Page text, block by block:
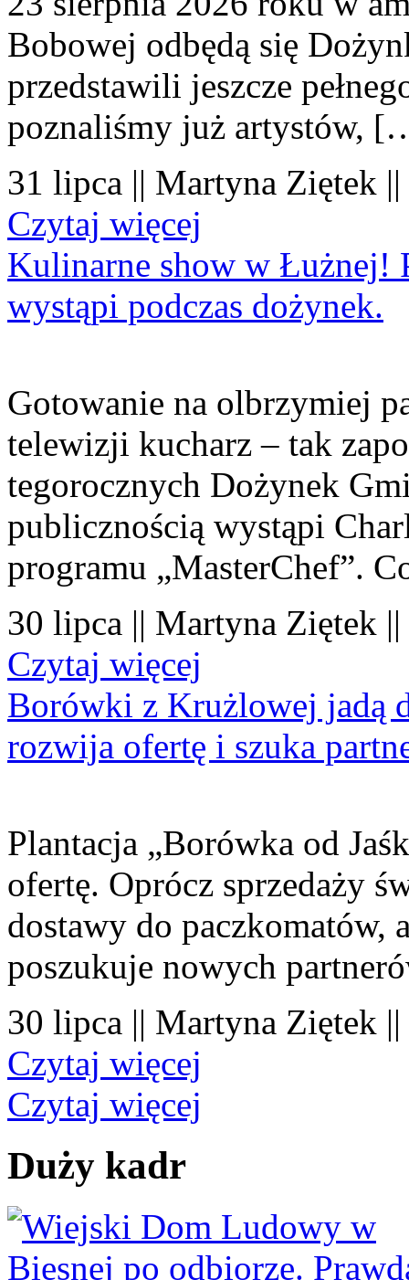
Bobowej odbędą się
przedstawili jeszcze
poznaliśmy już artystów,
31 lipca || Martyna Ziętek
Czytaj więcej
Kulinarne show w Łużnej!
wystąpi podczas dożynek.
Gotowanie na olbrzymiej
telewizji kucharz – tak
tegorocznych Dożynek
publicznością wystąpi
programu „MasterChef”.
30 lipca || Martyna Ziętek
Czytaj więcej
Borówki z Krużlowej jadą
rozwija ofertę i szuka
Plantacja „Borówka od
ofertę. Oprócz sprzedaży
dostawy do paczkomatów,
poszukuje nowych
30 lipca || Martyna Ziętek
Czytaj więcej
Czytaj więcej
Duży kadr